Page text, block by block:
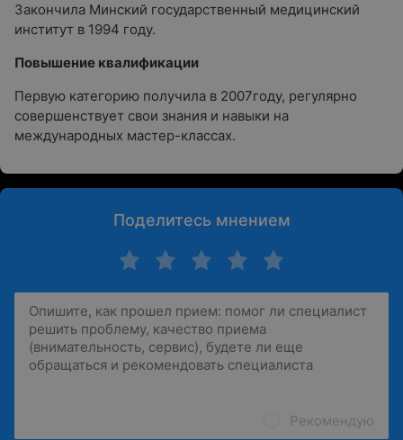
Закончила Минский государственный медицинский
институт в 1994 году.
Повышение квалификации
Первую категорию получила в 2007году, регулярно
совершенствует свои знания и навыки на
международных мастер-классах.
Поделитесь мнением
Рекомендую